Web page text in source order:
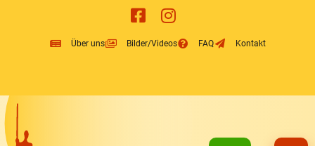
Über uns Bilder/Videos FAQ Kontakt